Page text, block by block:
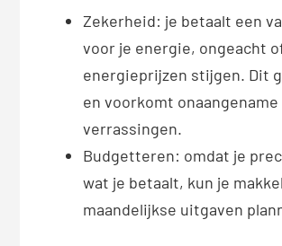
Zekerheid: je betaalt een
voor je energie, ongeacht
energieprijzen stijgen. Dit
en voorkomt onaangename
verrassingen.
Budgetteren: omdat je
wat je betaalt, kun je
maandelijkse uitgaven